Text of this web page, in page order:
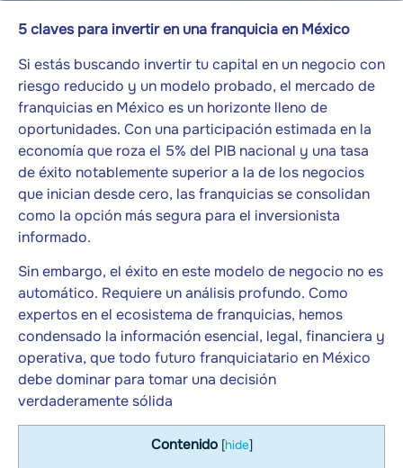
5 claves para invertir en una franquicia en México
Si estás buscando invertir tu capital en un negocio con
riesgo reducido y un modelo probado, el mercado de
franquicias en México es un horizonte lleno de
oportunidades. Con una participación estimada en la
economía que roza el 5% del PIB nacional y una tasa
de éxito notablemente superior a la de los negocios
que inician desde cero, las franquicias se consolidan
como la opción más segura para el inversionista
informado.
Sin embargo, el éxito en este modelo de negocio no es
automático. Requiere un análisis profundo. Como
expertos en el ecosistema de franquicias, hemos
condensado la información esencial, legal, financiera y
operativa, que todo futuro franquiciatario en México
debe dominar para tomar una decisión
verdaderamente sólida
Contenido [hide]